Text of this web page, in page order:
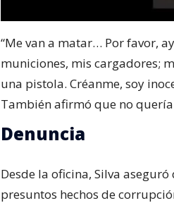
“Me van a matar… Por favor,
municiones, mis cargadores;
una pistola. Créanme, soy
También afirmó que no
Denuncia
Desde la oficina, Silva
presuntos hechos de